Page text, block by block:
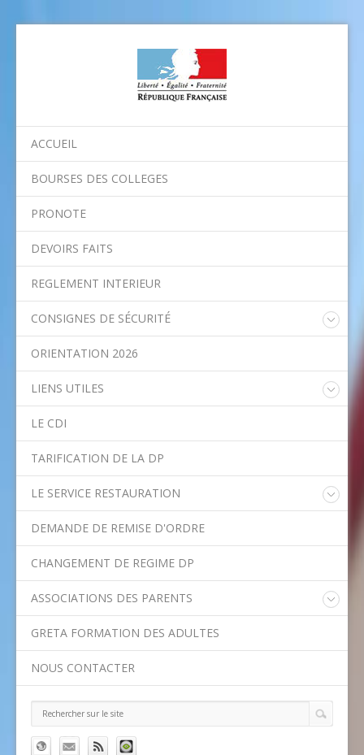
ACCUEIL
BOURSES DES COLLEGES
PRONOTE
DEVOIRS FAITS
REGLEMENT INTERIEUR
CONSIGNES DE SÉCURITÉ
ORIENTATION 2026
LIENS UTILES
Conseil Départemental du Val-de-Marne
Aides financières de l'Etat
Ministère de l'Education Nationale
LE CDI
TARIFICATION DE LA DP
LE SERVICE RESTAURATION
DEMANDE DE REMISE D'ORDRE
CHANGEMENT DE REGIME DP
ASSOCIATIONS DES PARENTS
GRETA FORMATION DES ADULTES
NOUS CONTACTER